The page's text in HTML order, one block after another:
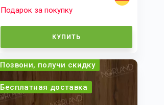
Подарок за покупку
КУПИТЬ
Позвони, получи скидку
Бесплатная доставка